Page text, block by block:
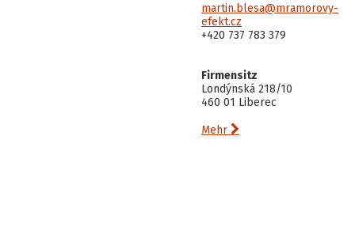
martin.blesa@mramorovy-
efekt.cz
+420 737 783 379
Firmensitz
Londýnská 218/10
460 01 Liberec
Mehr 